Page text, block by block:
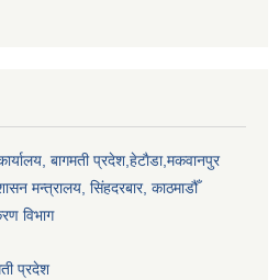
बागमती प्रदेश,हेटाैडा,मकवानपुर
मन्त्रालय, सिंहदरबार, काठमाडौँ
विभाग
प्रदेश